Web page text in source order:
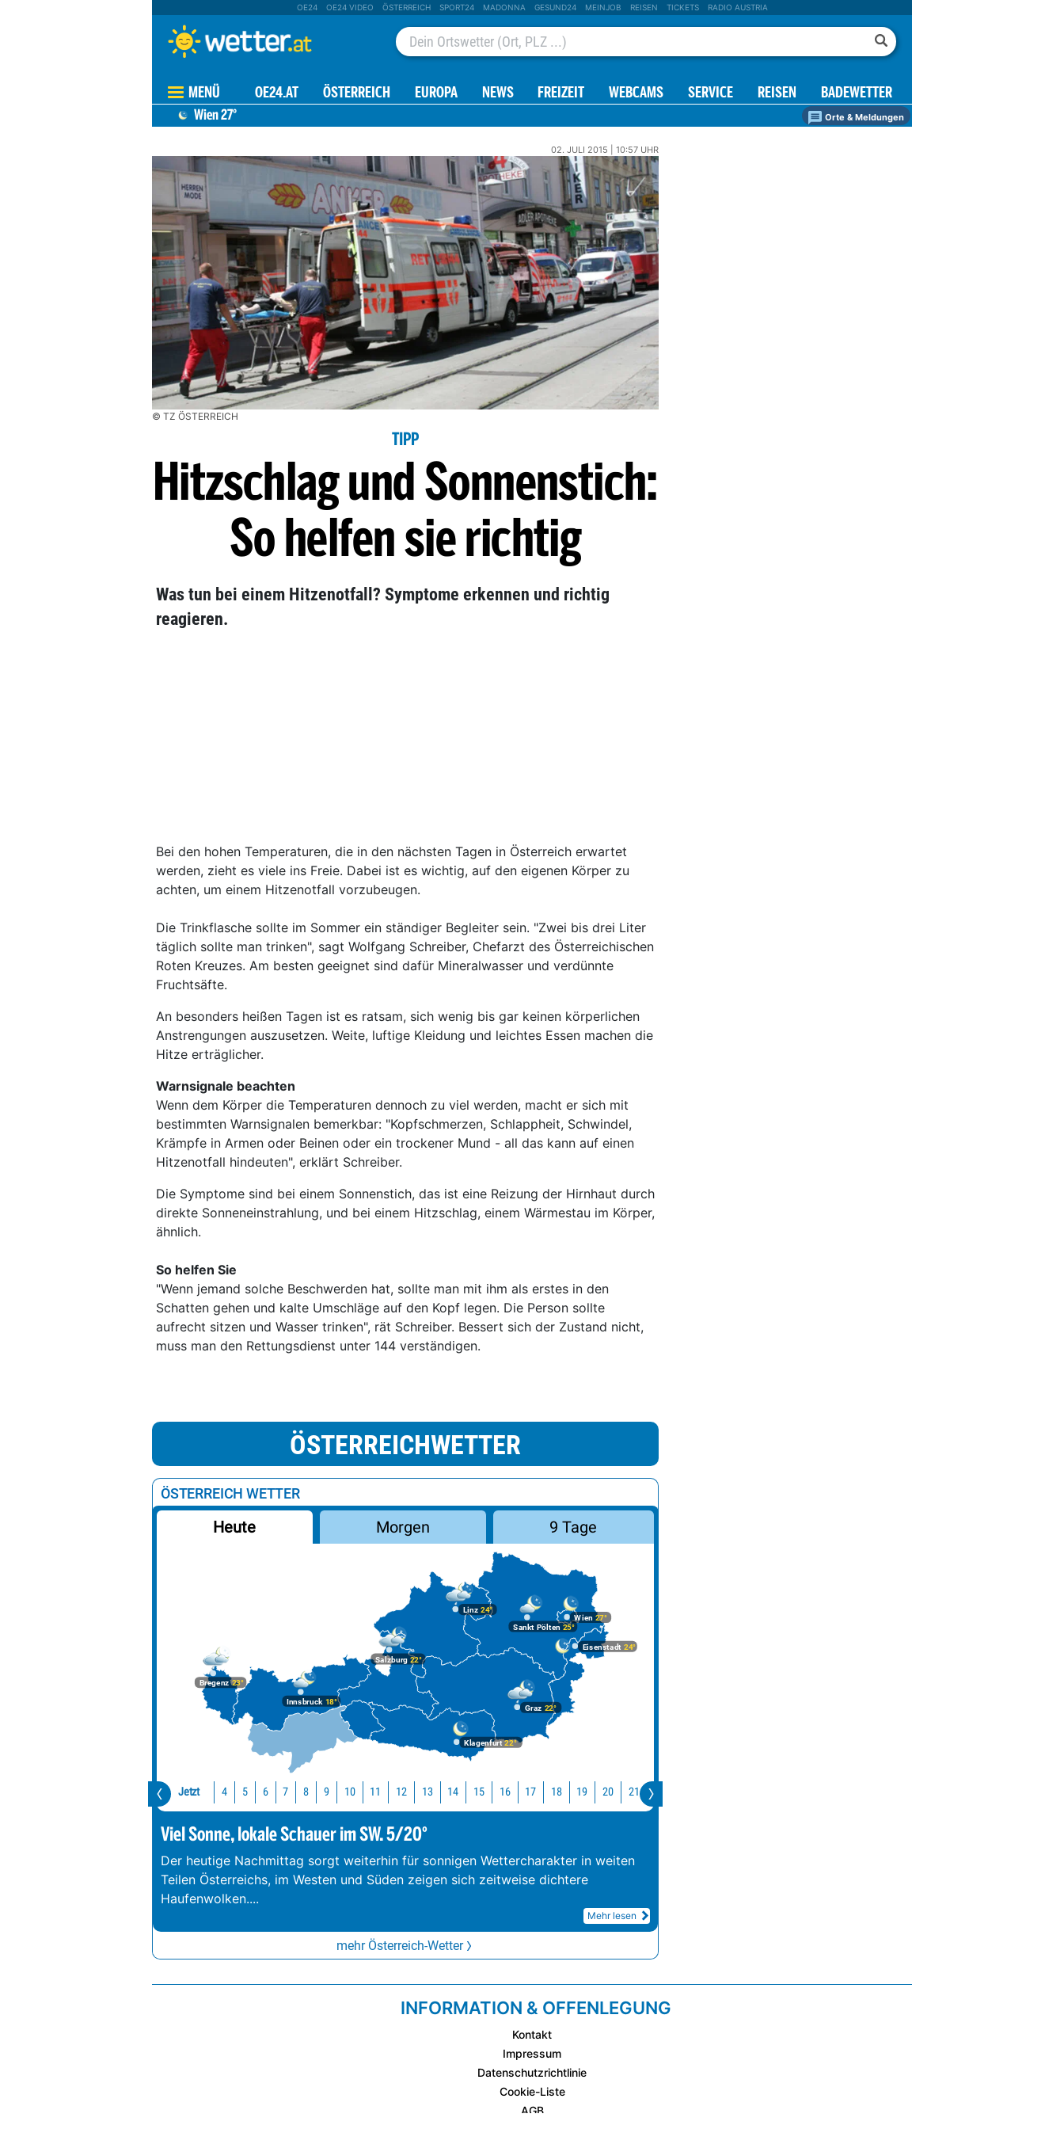
OE24 OE24 VIDEO ÖSTERREICH SPORT24 MADONNA GESUND24 MEINJOB REISEN TICKETS RADIO AUSTRIA
MENÜ OE24.AT ÖSTERREICH EUROPA NEWS FREIZEIT WEBCAMS SERVICE REISEN BADEWETTER
Wien27° Orte & Meldungen
02. JULI 2015 | 10:57 UHR
© TZ ÖSTERREICH
TIPP
Hitzschlag und Sonnenstich:
So helfen sie richtig
Was tun bei einem Hitzenotfall? Symptome erkennen und richtig
reagieren.
Bei den hohen Temperaturen, die in den nächsten Tagen in Österreich erwartet
werden, zieht es viele ins Freie. Dabei ist es wichtig, auf den eigenen Körper zu
achten, um einem Hitzenotfall vorzubeugen.
Die Trinkflasche sollte im Sommer ein ständiger Begleiter sein. "Zwei bis drei Liter
täglich sollte man trinken", sagt Wolfgang Schreiber, Chefarzt des Österreichischen
Roten Kreuzes. Am besten geeignet sind dafür Mineralwasser und verdünnte
Fruchtsäfte.
An besonders heißen Tagen ist es ratsam, sich wenig bis gar keinen körperlichen
Anstrengungen auszusetzen. Weite, luftige Kleidung und leichtes Essen machen die
Hitze erträglicher.
Warnsignale beachten
Wenn dem Körper die Temperaturen dennoch zu viel werden, macht er sich mit
bestimmten Warnsignalen bemerkbar: "Kopfschmerzen, Schlappheit, Schwindel,
Krämpfe in Armen oder Beinen oder ein trockener Mund - all das kann auf einen
Hitzenotfall hindeuten", erklärt Schreiber.
Die Symptome sind bei einem Sonnenstich, das ist eine Reizung der Hirnhaut durch
direkte Sonneneinstrahlung, und bei einem Hitzschlag, einem Wärmestau im Körper,
ähnlich.
So helfen Sie
"Wenn jemand solche Beschwerden hat, sollte man mit ihm als erstes in den
Schatten gehen und kalte Umschläge auf den Kopf legen. Die Person sollte
aufrecht sitzen und Wasser trinken", rät Schreiber. Bessert sich der Zustand nicht,
muss man den Rettungsdienst unter 144 verständigen.
ÖSTERREICHWETTER
ÖSTERREICH WETTER
Heute Morgen 9 Tage
Bregenz23°
Graz 22°
Innsbruck18°
Klagenfurt22°
Linz 24°
Salzburg22°
Wien 27°
Eisenstadt 24°
Sankt Pölten 25°
Jetzt 4 5 6 7 8 9 10 11 12 13 14 15 16 17 18 19 20 21
Viel Sonne, lokale Schauer im SW. 5/20°
Der heutige Nachmittag sorgt weiterhin für sonnigen Wettercharakter in weiten
Teilen Österreichs, im Westen und Süden zeigen sich zeitweise dichtere
Haufenwolken....
Mehr lesen
mehr Österreich-Wetter
INFORMATION & OFFENLEGUNG
Kontakt
Impressum
Datenschutzrichtlinie
Cookie-Liste
AGB